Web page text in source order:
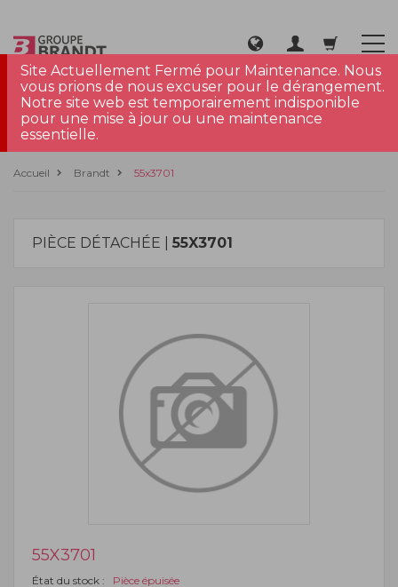
Site Actuellement Fermé pour Maintenance. Nous
vous prions de nous excuser pour le dérangement.
Notre site web est temporairement indisponible
pour une mise à jour ou une maintenance
essentielle.
Accueil Brandt 55x3701
PIÈCE DÉTACHÉE | 55X3701
55X3701
État du stock : Pièce épuisée